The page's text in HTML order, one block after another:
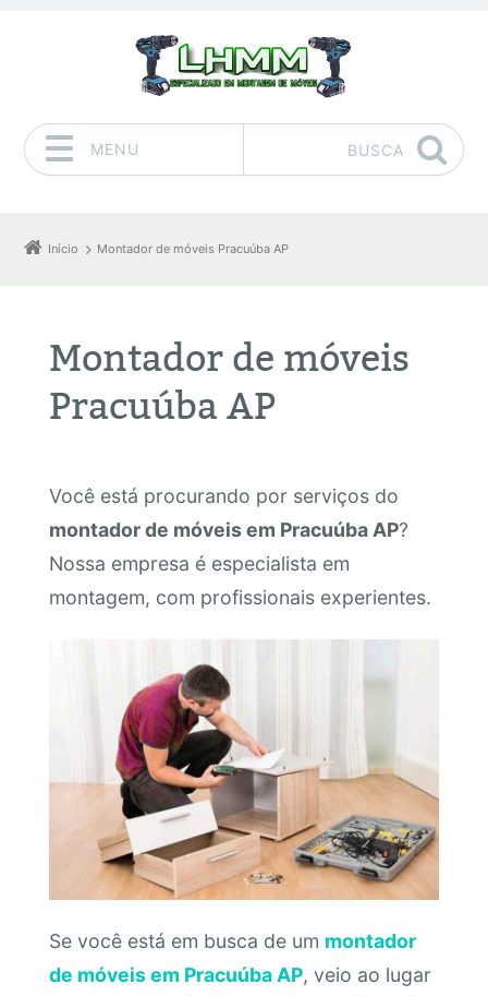
MENU BUSCA
Início Montador de móveis Pracuúba AP
Montador de móveis
Pracuúba AP
Você está procurando por serviços do
montador de móveis em Pracuúba AP?
Nossa empresa é especialista em
montagem, com profissionais experientes.
Se você está em busca de um montador
de móveis em Pracuúba AP, veio ao lugar